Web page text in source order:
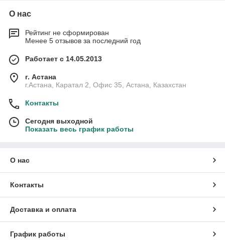
О нас
Рейтинг не сформирован
Менее 5 отзывов за последний год
Работает с 14.05.2013
г. Астана
г.Астана, Каратал 2, Офис 35, Астана, Казахстан
Контакты
Сегодня выходной
Показать весь график работы
О нас
Контакты
Доставка и оплата
График работы